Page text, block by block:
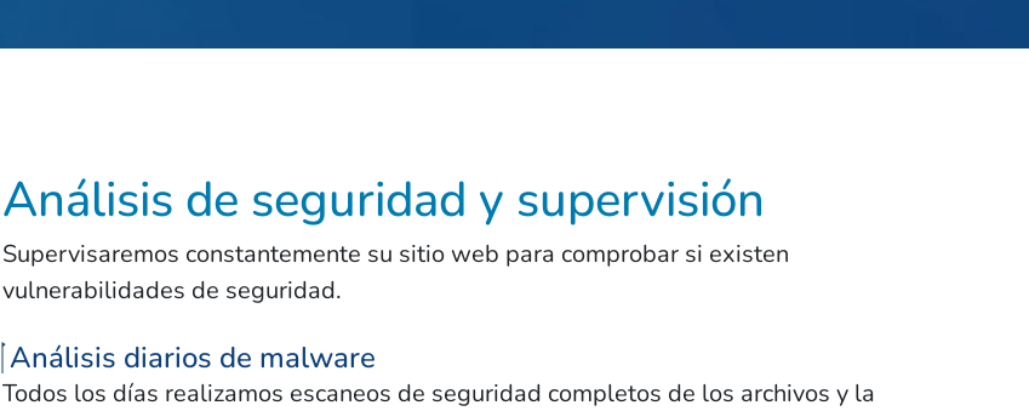
Análisis de seguridad y supervisión
Supervisaremos constantemente su sitio web para comprobar si existen
vulnerabilidades de seguridad.
Análisis diarios de malware
Todos los días realizamos escaneos de seguridad completos de los archivos y la